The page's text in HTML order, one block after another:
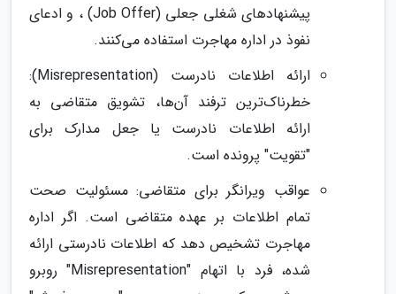
پیشنهادهای شغلی جعلی (Job Offer) ، و ادعای
نفوذ در اداره مهاجرت استفاده می‌کنند.
ارائه اطلاعات نادرست (Misrepresentation):
خطرناک‌ترین ترفند آن‌ها، تشویق متقاضی به
ارائه اطلاعات نادرست یا جعل مدارک برای
"تقویت" پرونده است.
عواقب ویرانگر برای متقاضی: مسئولیت صحت
تمام اطلاعات بر عهده متقاضی است. اگر اداره
مهاجرت تشخیص دهد که اطلاعات نادرستی ارائه
شده، فرد با اتهام "Misrepresentation" روبرو